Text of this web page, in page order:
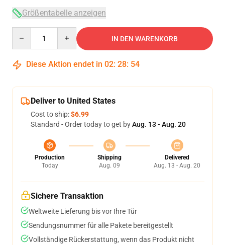
Größentabelle anzeigen
IN DEN WARENKORB
Diese Aktion endet in 02: 28: 54
Deliver to United States
Cost to ship:$6.99
Standard - Order today to get byAug. 13 - Aug. 20
Production
Today
Shipping
Aug. 09
Delivered
Aug. 13 - Aug. 20
Sichere Transaktion
Weltweite Lieferung bis vor Ihre Tür
Sendungsnummer für alle Pakete bereitgestellt
Vollständige Rückerstattung, wenn das Produkt nicht